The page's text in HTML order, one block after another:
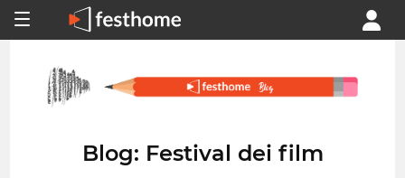
Blog: Festival dei film